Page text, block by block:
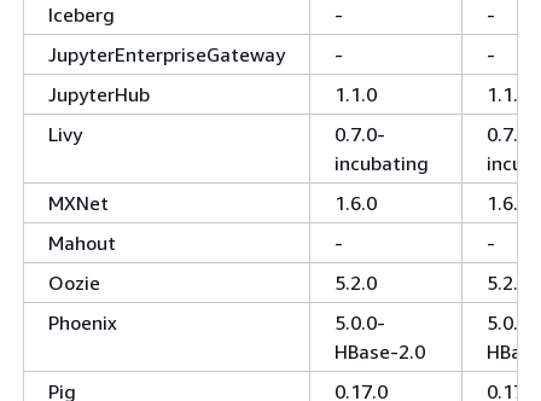
Iceberg
-
-
JupyterEnterpriseGateway
-
-
JupyterHub
1.1.0
1.1.0
Livy
0.7.0-
incubating
0.7.0-
MXNet
1.6.0
1.6.0
Mahout
-
-
Oozie
5.2.0
5.2.0
Phoenix
5.0.0-
HBase-2.0
5.0.0-
Pig
0.17.0
0.17.0